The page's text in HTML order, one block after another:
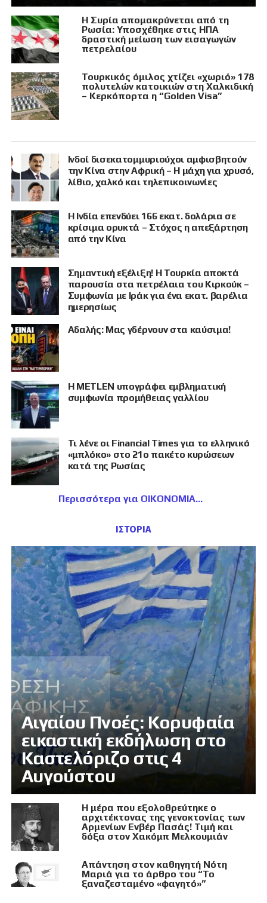
Η Συρία απομακρύνεται από τη
Ρωσία: Υποσχέθηκε στις ΗΠΑ
δραστική μείωση των εισαγωγών
πετρελαίου
Τουρκικός όμιλος χτίζει «χωριό» 178
πολυτελών κατοικιών στη Χαλκιδική
– Κερκόπορτα η “Golden Visa”
Ινδοί δισεκατομμυριούχοι αμφισβητούν
την Κίνα στην Αφρική – Η μάχη για χρυσό,
λίθιο, χαλκό και τηλεπικοινωνίες
Η Ινδία επενδύει 166 εκατ. δολάρια σε
κρίσιμα ορυκτά – Στόχος η απεξάρτηση
από την Κίνα
Σημαντική εξέλιξη! Η Τουρκία αποκτά
παρουσία στα πετρέλαια του Κιρκούκ –
Συμφωνία με Ιράκ για ένα εκατ. βαρέλια
ημερησίως
Αδαλής: Μας γδέρνουν στα καύσιμα!
Η METLEN υπογράφει εμβληματική
συμφωνία προμήθειας γαλλίου
Τι λένε οι Financial Times για το ελληνικό
«μπλόκο» στο 21ο πακέτο κυρώσεων
κατά της Ρωσίας
Περισσότερα για ΟΙΚΟΝΟΜΙΑ
ΙΣΤΟΡΙΑ
Αιγαίου Πνοές: Κορυφαία
εικαστική εκδήλωση στο
Καστελόριζο στις 4
Αυγούστου
Η μέρα που εξολοθρεύτηκε ο
αρχιτέκτονας της γενοκτονίας των
Αρμενίων Ενβέρ Πασάς! Τιμή και
δόξα στον Χακόμπ Μελκουμιάν
Απάντηση στον καθηγητή Νότη
Μαριά για το άρθρο του “Το
ξαναζεσταμένο «φαγητό»”